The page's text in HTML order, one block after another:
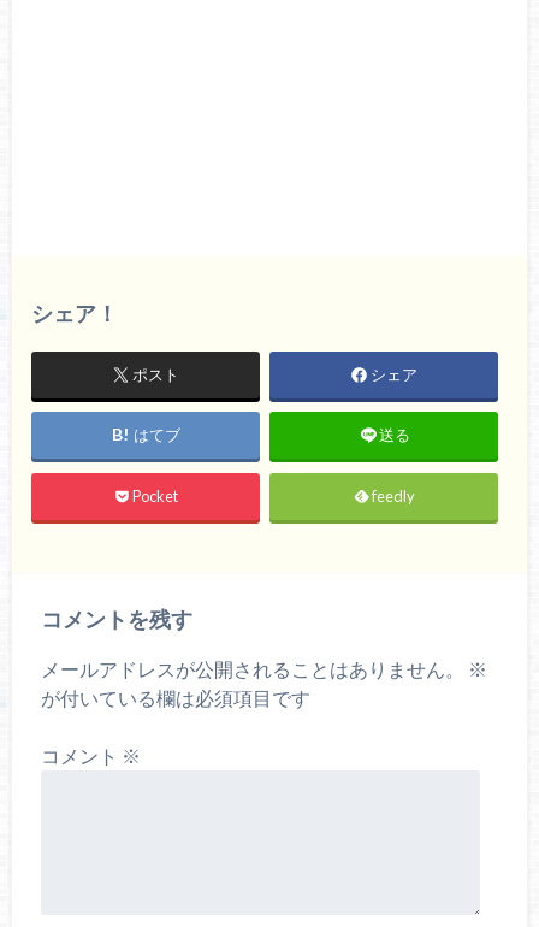
シェア！
ポスト シェア
はてブ 送る
Pocket feedly
コメントを残す
メールアドレスが公開されることはありません。
※
が付いている欄は必須項目です
コメント ※